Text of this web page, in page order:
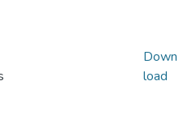
Down
load